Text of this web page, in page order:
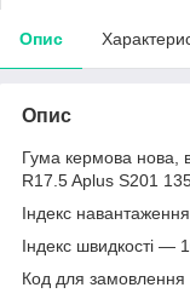
Опис
Опис
Гума кермова нова,
R17.5 Aplus S201
Індекс
Індекс швидкості —
Код для